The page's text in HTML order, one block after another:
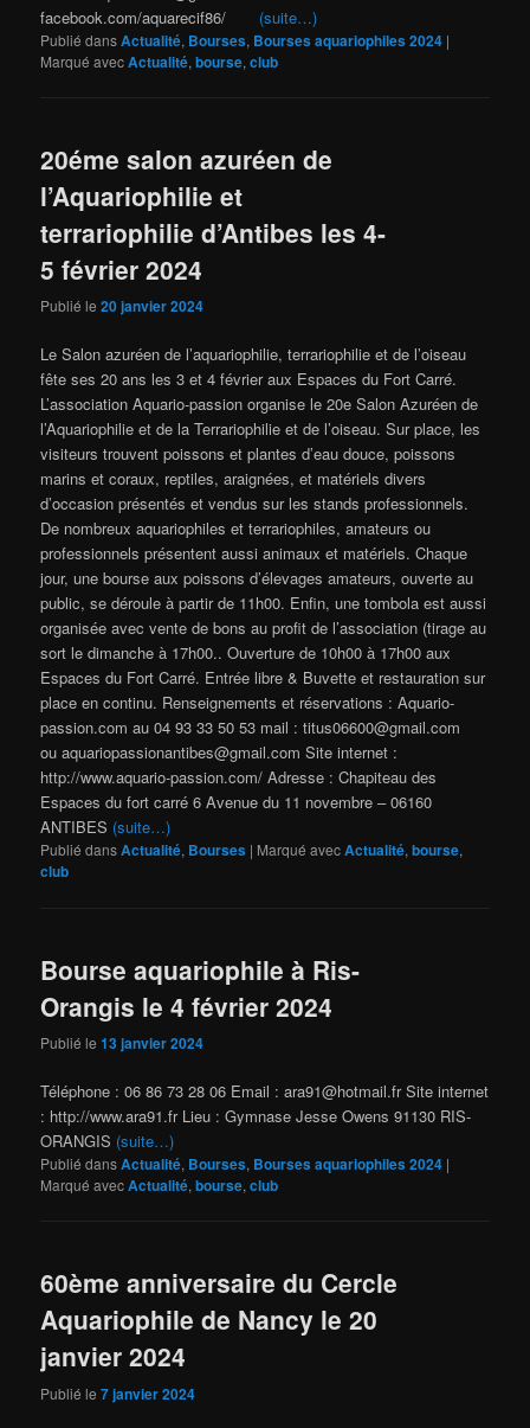
facebook.com/aquarecif86/ (suite…)
Publié dansActualité, Bourses, Bourses aquariophiles 2024 |
Marqué avecActualité,bourse,club
20éme salon azuréen de
l’Aquariophilie et
terrariophilie d’Antibes les 4-
5 février 2024
Publié le20 janvier 2024
Le Salon azuréen de l’aquariophilie, terrariophilie et de l’oiseau
fête ses 20 ans les 3 et 4 février aux Espaces du Fort Carré.
L’association Aquario-passion organise le 20e Salon Azuréen de
l’Aquariophilie et de la Terrariophilie et de l’oiseau. Sur place, les
visiteurs trouvent poissons et plantes d’eau douce, poissons
marins et coraux, reptiles, araignées, et matériels divers
d’occasion présentés et vendus sur les stands professionnels.
De nombreux aquariophiles et terrariophiles, amateurs ou
professionnels présentent aussi animaux et matériels. Chaque
jour, une bourse aux poissons d’élevages amateurs, ouverte au
public, se déroule à partir de 11h00. Enfin, une tombola est aussi
organisée avec vente de bons au profit de l’association (tirage au
sort le dimanche à 17h00.. Ouverture de 10h00 à 17h00 aux
Espaces du Fort Carré. Entrée libre & Buvette et restauration sur
place en continu. Renseignements et réservations : Aquario-
passion.com au 04 93 33 50 53 mail : titus06600@gmail.com
ou aquariopassionantibes@gmail.com Site internet :
http://www.aquario-passion.com/ Adresse : Chapiteau des
Espaces du fort carré 6 Avenue du 11 novembre – 06160
ANTIBES (suite…)
Publié dansActualité, Bourses | Marqué avecActualité,bourse,
club
Bourse aquariophile à Ris-
Orangis le 4 février 2024
Publié le13 janvier 2024
Téléphone : 06 86 73 28 06 Email : ara91@hotmail.fr Site internet
: http://www.ara91.fr Lieu : Gymnase Jesse Owens 91130 RIS-
ORANGIS (suite…)
Publié dansActualité, Bourses, Bourses aquariophiles 2024 |
Marqué avecActualité,bourse,club
60ème anniversaire du Cercle
Aquariophile de Nancy le 20
janvier 2024
Publié le7 janvier 2024